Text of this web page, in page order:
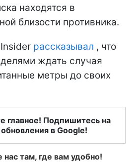
находятся в
близости противника.
рассказывал , что
ждать случая
метры до своих
главное! Подпишитесь на
в Google!
нас там, где вам удобно!